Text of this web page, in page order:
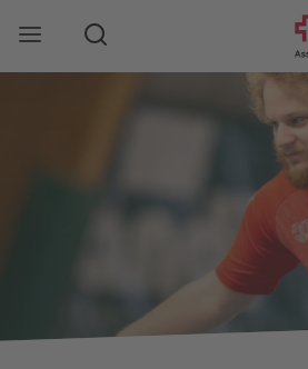
Rechercher